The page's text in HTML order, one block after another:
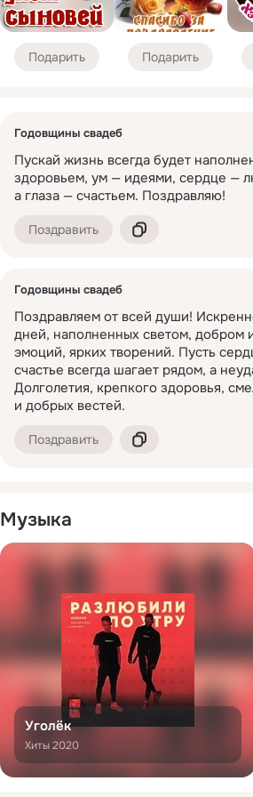
Подарить Подарить
Годовщины свадеб
Пускай жизнь всегда будет
здоровьем, ум — идеями, сердце —
а глаза — счастьем. Поздравляю!
Поздравить
Годовщины свадеб
Поздравляем от всей души!
дней, наполненных светом, добром
эмоций, ярких творений. Пусть
счастье всегда шагает рядом, а
Долголетия, крепкого здоровья,
и добрых вестей.
Поздравить
Музыка
Уголёк
Хиты 2020